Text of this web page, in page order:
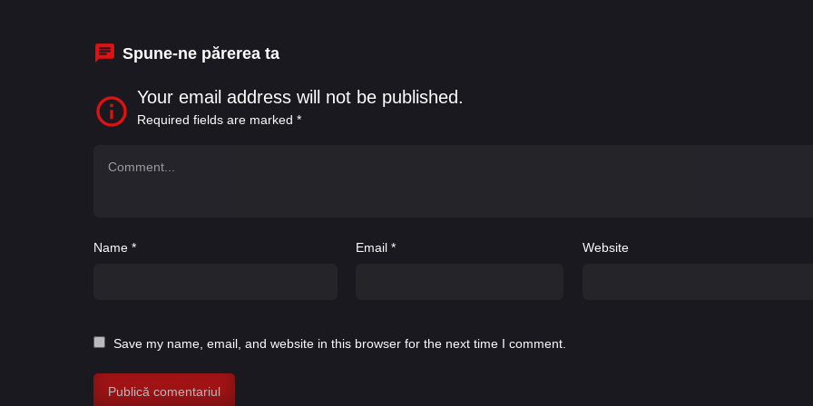
Spune-ne părerea ta
Your email address will not be published.
Required fields are marked *
Name * Email* Website
Save my name, email, and website in this browser for the next time I comment.